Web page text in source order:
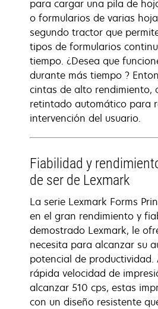
para cargar una pila de
o formularios de varias
segundo tractor que
tipos de formularios
tiempo. ¿Desea que
durante más tiempo ?
cintas de alto rendimiento,
retintado automático para
intervención del usuario.
Fiabilidad y
de ser de Lexmark
La serie Lexmark Forms
en el gran rendimiento y
demostrado Lexmark, le
necesita para alcanzar su
potencial de productividad.
rápida velocidad de
alcanzar 510 cps, estas
con un diseño resistente